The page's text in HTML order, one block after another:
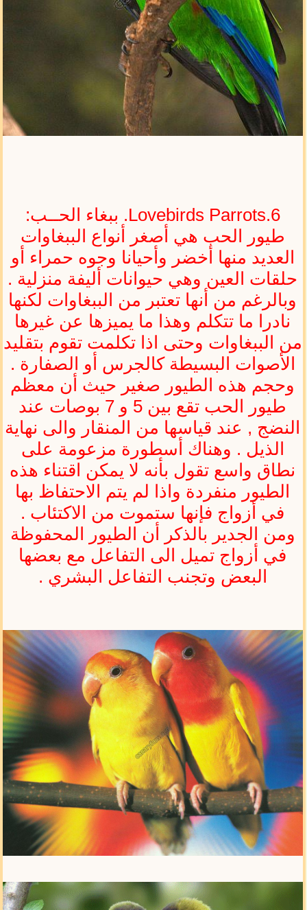
Lovebirds Parrots.6. ببغاء الحــب:
طيور الحب هي أصغر أنواع الببغاوات
العديد منها أخضر وأحيانا وجوه حمراء أو
حلقات العين وهي حيوانات أليفة منزلية .
وبالرغم من أنها تعتبر من الببغاوات لكنها
نادرا ما تتكلم وهذا ما يميزها عن غيرها
من الببغاوات وحتى اذا تكلمت تقوم بتقليد
الأصوات البسيطة كالجرس أو الصفارة .
وحجم هذه الطيور صغير حيث أن معظم
طيور الحب تقع بين 5 و 7 بوصات عند
النضج , عند قياسها من المنقار والى نهاية
الذيل . وهناك أسطورة مزعومة على
نطاق واسع تقول بأنه لا يمكن اقتناء هذه
الطيور منفردة واذا لم يتم الاحتفاظ بها
في أزواج فإنها ستموت من الاكتئاب .
ومن الجدير بالذكر أن الطيور المحفوظة
في أزواج تميل الى التفاعل مع بعضها
البعض وتجنب التفاعل البشري .